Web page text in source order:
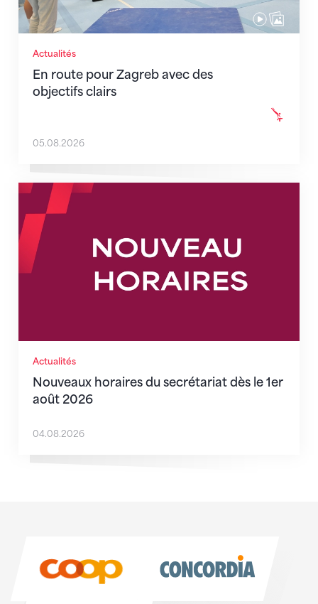
Actualités
En route pour Zagreb avec des
objectifs clairs
05.08.2026
Actualités
Nouveaux horaires du secrétariat dès le 1er
août 2026
Nouveaux horaires du secrétariat dès le 1er août
04.08.2026